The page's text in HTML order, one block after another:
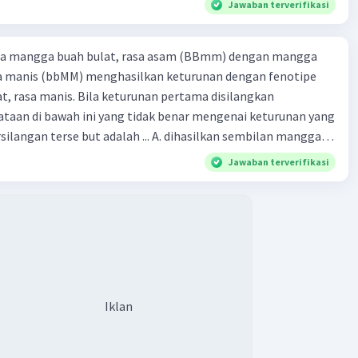
Jawaban terverifikasi
mangga buah bulat, rasa asam (BBmm) dengan mangga
manis (bbMM) menghasilkan keturunan dengan fenotipe
rasa manis. Bila keturunan pertama disilangkan
di bawah ini yang tidak benar mengenai keturunan yang
but adalah ... A. dihasilkan sembilan mangga
asam C.
rasa manis D. dihasi lkan tiga mangga buah
Jawaban terverifikasi
Iklan